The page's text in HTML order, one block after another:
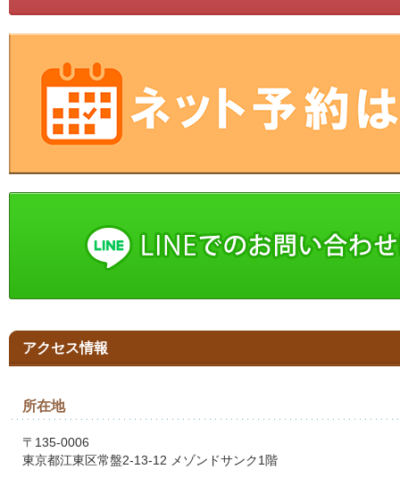
アクセス情報
所在地
〒135-0006
東京都江東区常盤2-13-12 メゾンドサンク1階